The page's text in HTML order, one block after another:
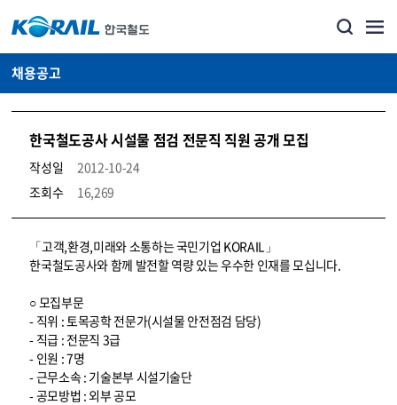
채용공고
한국철도공사 시설물 점검 전문직 직원 공개 모집
작성일
2012-10-24
조회수
16,269
코레일소개_경영공시_채용공고 상세보기 – 내용, 파일, 담당자 연락처로 구성
「고객,환경,미래와 소통하는 국민기업 KORAIL」
한국철도공사와 함께 발전할 역량 있는 우수한 인재를 모십니다.
○ 모집부문
- 직위 : 토목공학 전문가(시설물 안전점검 담당)
- 직급 : 전문직 3급
- 인원 : 7명
- 근무소속 : 기술본부 시설기술단
- 공모방법 : 외부 공모